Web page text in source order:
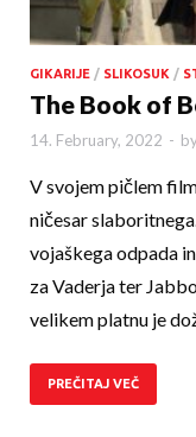
GIKARIJE / SLIKOSUK /
The Book of
14. February, 2022 -
V svojem pičlem
ničesar
vojaškega odpada
za Vaderja ter
velikem platnu je
PREČITAJ VEČ